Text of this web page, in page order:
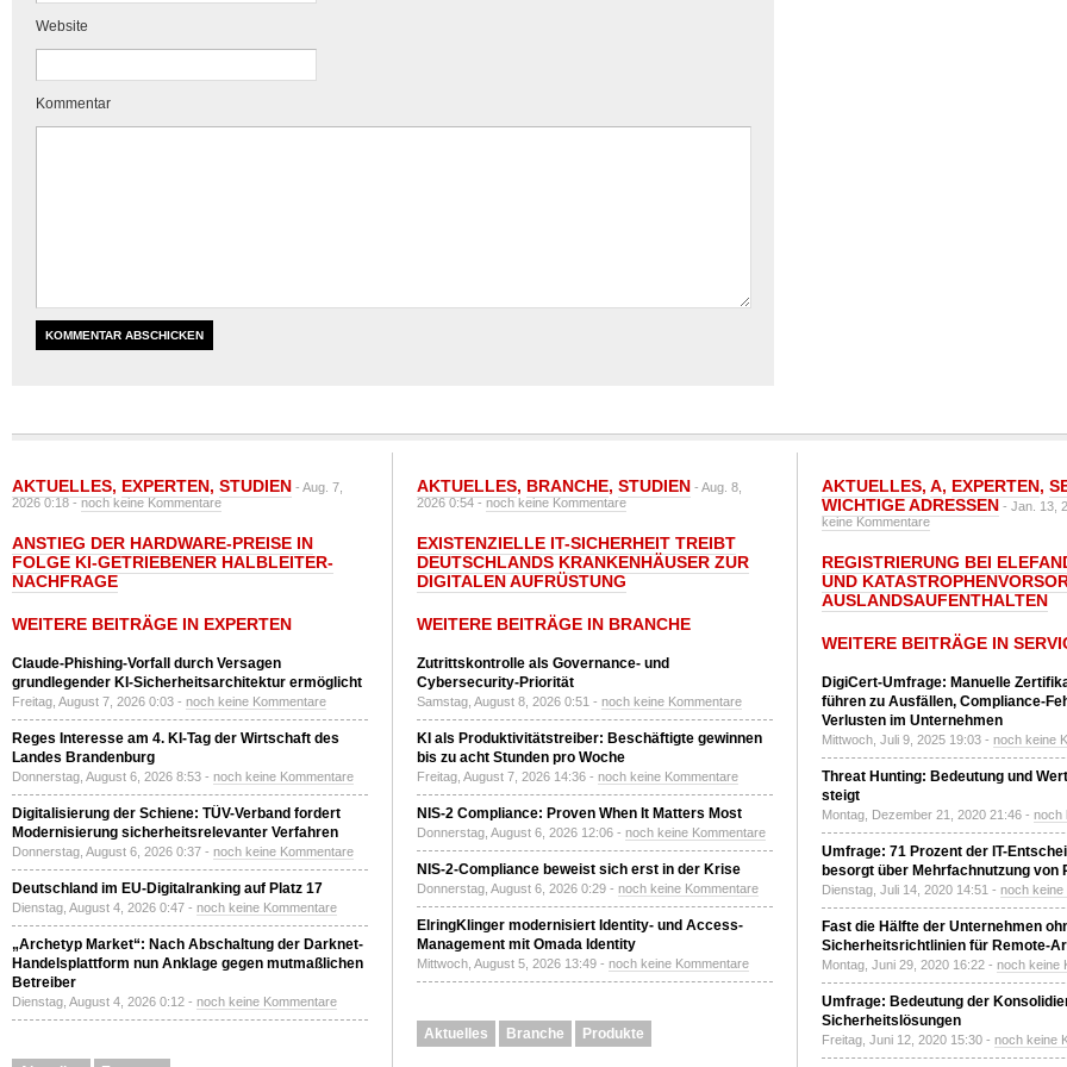
Website
Kommentar
AKTUELLES, EXPERTEN, STUDIEN - Aug. 7,
2026 0:18 -noch keine Kommentare
ANSTIEG DER HARDWARE-PREISE IN
FOLGE KI-GETRIEBENER HALBLEITER-
NACHFRAGE
WEITERE BEITRÄGE IN EXPERTEN
Claude-Phishing-Vorfall durch Versagen
grundlegender KI-Sicherheitsarchitektur ermöglicht
Freitag, August 7, 2026 0:03 - noch keine Kommentare
Reges Interesse am 4. KI-Tag der Wirtschaft des
Landes Brandenburg
Donnerstag, August 6, 2026 8:53 - noch keine Kommentare
Digitalisierung der Schiene: TÜV-Verband fordert
Modernisierung sicherheitsrelevanter Verfahren
Donnerstag, August 6, 2026 0:37 - noch keine Kommentare
Deutschland im EU-Digitalranking auf Platz 17
Dienstag, August 4, 2026 0:47 - noch keine Kommentare
„Archetyp Market“: Nach Abschaltung der Darknet-
Handelsplattform nun Anklage gegen mutmaßlichen
Betreiber
Dienstag, August 4, 2026 0:12 - noch keine Kommentare
AKTUELLES, BRANCHE, STUDIEN - Aug. 8,
2026 0:54 -noch keine Kommentare
EXISTENZIELLE IT-SICHERHEIT TREIBT
DEUTSCHLANDS KRANKENHÄUSER ZUR
DIGITALEN AUFRÜSTUNG
WEITERE BEITRÄGE IN BRANCHE
Zutrittskontrolle als Governance- und
Cybersecurity-Priorität
Samstag, August 8, 2026 0:51 - noch keine Kommentare
KI als Produktivitätstreiber: Beschäftigte gewinnen
bis zu acht Stunden pro Woche
Freitag, August 7, 2026 14:36 - noch keine Kommentare
NIS-2 Compliance: Proven When It Matters Most
Donnerstag, August 6, 2026 12:06 - noch keine Kommentare
NIS-2-Compliance beweist sich erst in der Krise
Donnerstag, August 6, 2026 0:29 - noch keine Kommentare
ElringKlinger modernisiert Identity- und Access-
Management mit Omada Identity
Mittwoch, August 5, 2026 13:49 - noch keine Kommentare
Aktuelles Branche Produkte
AKTUELLES, A, EXPERTEN,
WICHTIGE ADRESSEN - Jan. 13,
keine Kommentare
REGISTRIERUNG BEI
UND
AUSLANDSAUFENTHALTEN
WEITERE BEITRÄGE IN
DigiCert-Umfrage: Manuelle
führen zu Ausfällen, Compliance-
Verlusten im Unternehmen
Mittwoch, Juli 9, 2025 19:03 - noch keine
Threat Hunting: Bedeutung und
steigt
Montag, Dezember 21, 2020 21:46 - noch
Umfrage: 71 Prozent der IT-
besorgt über Mehrfachnutzung von
Dienstag, Juli 14, 2020 14:51 - noch keine
Fast die Hälfte der Unternehmen
Sicherheitsrichtlinien für Remote-
Montag, Juni 29, 2020 16:22 - noch keine
Umfrage: Bedeutung der
Sicherheitslösungen
Freitag, Juni 12, 2020 15:30 - noch keine